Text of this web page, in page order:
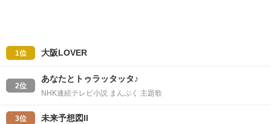
1位 大阪LOVER
2位
あなたとトゥラッタッタ♪
NHK連続テレビ小説 まんぷく 主題歌
3位 未来予想図II